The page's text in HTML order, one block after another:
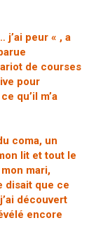
j’ai peur « , a
de courses
pour
qu’il m’a
coma, un
lit et tout le
mari,
disait que ce
découvert
encore